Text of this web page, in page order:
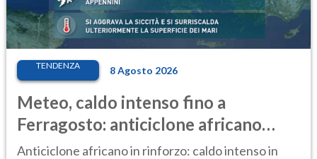
TENDENZA 8 Agosto 2026
Meteo, caldo intenso fino a
Ferragosto: anticiclone africano
ancora protagonista
Anticiclone africano in rinforzo: caldo intenso in